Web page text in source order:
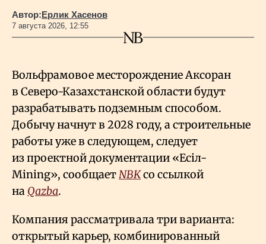
Автор:Ерлик Хасенов
7 августа 2026, 12:55
Вольфрамовое месторождение Аксоран
в Северо-Казахстанской области будут
разрабатывать подземным способом.
Добычу начнут в 2028 году, а строительные
работы уже в следующем, следует
из проектной документации «Есiл-
Mining», сообщаетNBKсо ссылкой
на Qazba.
Компания рассматривала три варианта:
открытый карьер, комбинированный